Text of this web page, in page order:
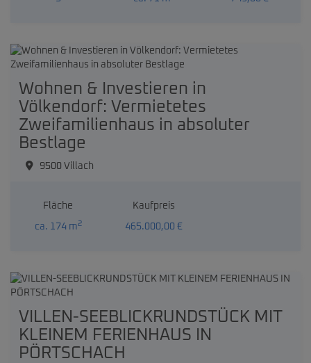
Wohnen & Investieren in
Völkendorf: Vermietetes
Zweifamilienhaus in absoluter
Bestlage
9500 Villach
Fläche
ca. 174 m2
Kaufpreis
465.000,00 €
VILLEN-SEEBLICKRUNDSTÜCK MIT
KLEINEM FERIENHAUS IN
PÖRTSCHACH